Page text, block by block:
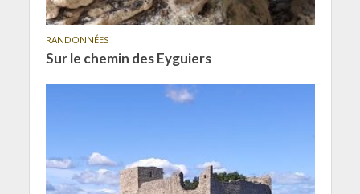
RANDONNÉES
Sur le chemin des Eyguiers